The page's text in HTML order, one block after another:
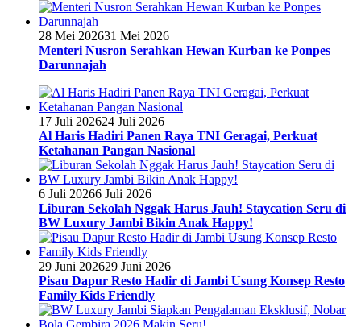
28 Mei 202631 Mei 2026
Menteri Nusron Serahkan Hewan Kurban ke Ponpes
Darunnajah
17 Juli 202624 Juli 2026
Al Haris Hadiri Panen Raya TNI Geragai, Perkuat
Ketahanan Pangan Nasional
6 Juli 20266 Juli 2026
Liburan Sekolah Nggak Harus Jauh! Staycation Seru di
BW Luxury Jambi Bikin Anak Happy!
29 Juni 202629 Juni 2026
Pisau Dapur Resto Hadir di Jambi Usung Konsep Resto
Family Kids Friendly